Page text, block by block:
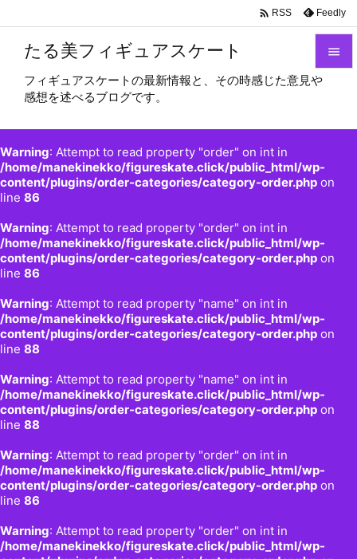
たる美フィギュアスケート
フィギュアスケートの最新情報と、その時感じた意見や
感想を述べるブログです。
Warning: Attempt to read property "order" on int in
/home/manekinekko/figureskate.click/public_html/wp-
content/plugins/order-categories/category-order.php on
line 86
Warning: Attempt to read property "order" on int in
/home/manekinekko/figureskate.click/public_html/wp-
content/plugins/order-categories/category-order.php on
line 86
Warning: Attempt to read property "name" on int in
/home/manekinekko/figureskate.click/public_html/wp-
content/plugins/order-categories/category-order.php on
line 88
Warning: Attempt to read property "name" on int in
/home/manekinekko/figureskate.click/public_html/wp-
content/plugins/order-categories/category-order.php on
line 88
Warning: Attempt to read property "order" on int in
/home/manekinekko/figureskate.click/public_html/wp-
content/plugins/order-categories/category-order.php on
line 86
Warning: Attempt to read property "order" on int in
/home/manekinekko/figureskate.click/public_html/wp-


前へ

 RSS Feedly